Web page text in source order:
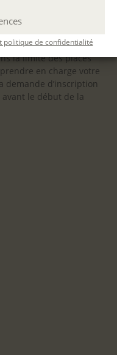
politique de confidentialité
jusqu’au dernier
la limite des places
en charge votre
demande d’inscription
le début de la